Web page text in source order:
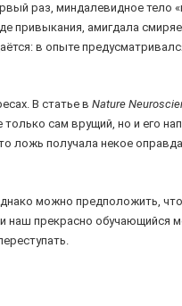
раз, миндалевидное тело
привыкания, амигдала
в опыте
В статье в Nature
сам врущий, но и его
ложь получала некое
можно предположить,
прекрасно обучающийся